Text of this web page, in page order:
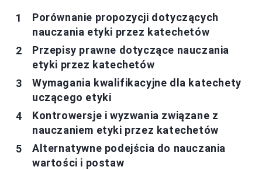
Porównanie propozycji dotyczących
nauczania etyki przez katechetów
Przepisy prawne dotyczące nauczania
etyki przez katechetów
Wymagania kwalifikacyjne dla katechety
uczącego etyki
Kontrowersje i wyzwania związane z
nauczaniem etyki przez katechetów
Alternatywne podejścia do nauczania
wartości i postaw